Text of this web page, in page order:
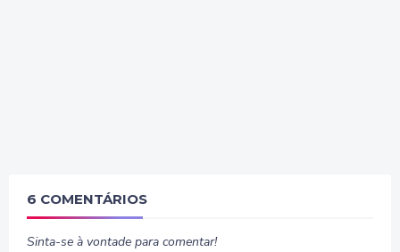
6 COMENTÁRIOS
Sinta-se à vontade para comentar!